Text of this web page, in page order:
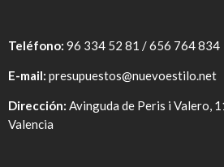
Teléfono: 96 334 52 81 / 656 764 834
E-mail: presupuestos@nuevoestilo.net
Dirección: Avinguda de Peris i Valero,
Valencia